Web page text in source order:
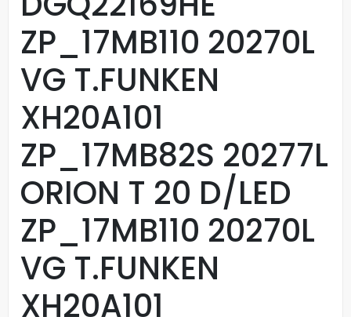
ZP_17MB110 20270L
VG T.FUNKEN
XH20A101
ZP_17MB82S 20277L
ORION T 20 D/LED
ZP_17MB110 20270L
VG T.FUNKEN
XH20A101